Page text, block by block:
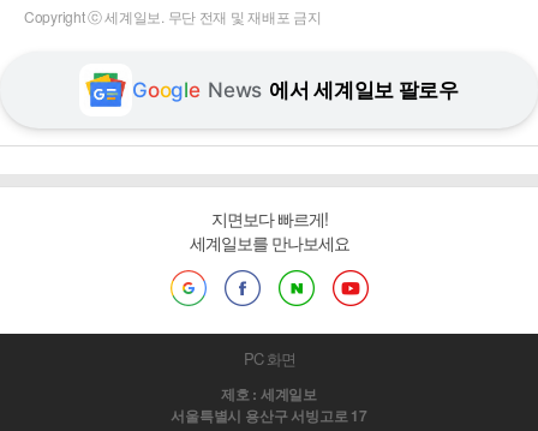
Copyright ⓒ 세계일보. 무단 전재 및 재배포 금지
Google News 에서 세계일보 팔로우
지면보다 빠르게!
세계일보를 만나보세요
PC 화면
제호 : 세계일보
서울특별시 용산구 서빙고로 17